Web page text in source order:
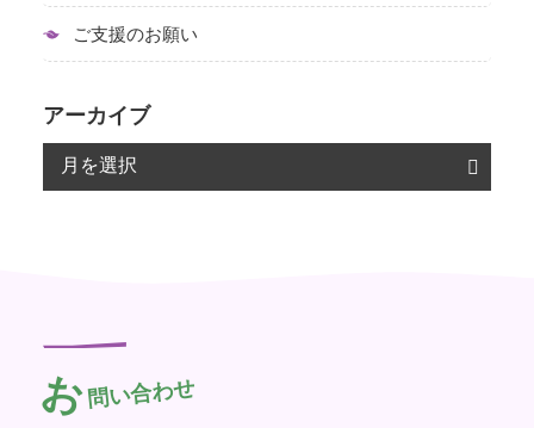
ご支援のお願い
アーカイブ
お問い合わせ